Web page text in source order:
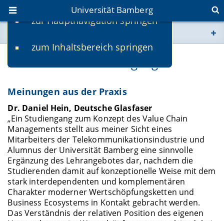
zur Hauptnavigation springen
zum Inhaltsbereich springen
Universität Bamberg
www.uni-bamberg.de
fis.uni-bamberg.de
Stimmen zum Studiengang
Meinungen aus der Praxis
Dr. Daniel Hein, Deutsche Glasfaser
„Ein Studiengang zum Konzept des Value Chain
Managements stellt aus meiner Sicht eines
Mitarbeiters der Telekommunikationsindustrie und
Alumnus der Universität Bamberg eine sinnvolle
Ergänzung des Lehrangebotes dar, nachdem die
Studierenden damit auf konzeptionelle Weise mit dem
stark interdependenten und komplementären
Charakter moderner Wertschöpfungsketten und
Business Ecosystems in Kontakt gebracht werden.
Das Verständnis der relativen Position des eigenen